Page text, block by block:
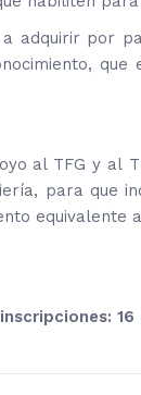
adquirir por
al TFG y al
para que